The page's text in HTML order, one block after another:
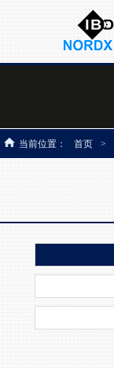
当前位置： 首页 >